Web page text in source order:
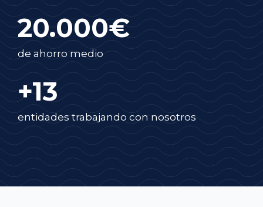
20.000€
de ahorro medio
+13
entidades trabajando con nosotros